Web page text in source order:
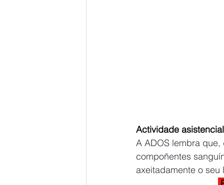
Actividade asistencial
A ADOS lembra
compoñentes
axeitadamente o seu